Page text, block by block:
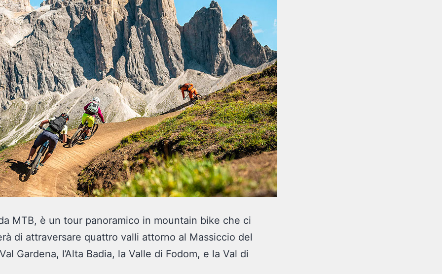
MTB, è un tour panoramico in mountain bike che ci
di attraversare quattro valli attorno al Massiccio del
Gardena, l’Alta Badia, la Valle di Fodom, e la Val di